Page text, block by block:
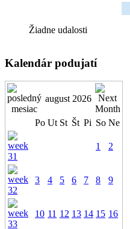
Žiadne udalosti
Kalendár podujatí
august 2026
Po Ut St Št Pi So Ne
1 2
3 4 5 6 7 8 9
10 11 12 13 14 15 16